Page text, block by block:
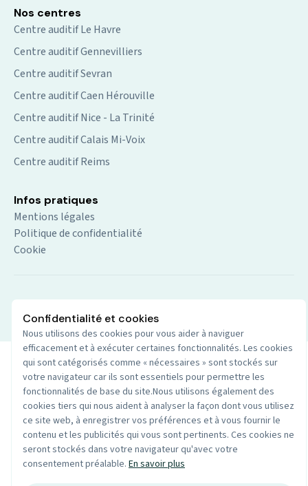
Confidentialité et cookies
Nous utilisons des cookies pour vous aider à naviguer
efficacement et à exécuter certaines fonctionnalités. Les cookies
qui sont catégorisés comme « nécessaires » sont stockés sur
votre navigateur car ils sont essentiels pour permettre les
fonctionnalités de base du site.Nous utilisons également des
cookies tiers qui nous aident à analyser la façon dont vous utilisez
ce site web, à enregistrer vos préférences et à vous fournir le
contenu et les publicités qui vous sont pertinents. Ces cookies ne
seront stockés dans votre navigateur qu'avec votre
consentement préalable. En savoir plus
Infos pratiques
Mentions légales
Politique de confidentialité
Cookie
Nos centres
Centre auditif Le Havre
Centre auditif Gennevilliers
Centre auditif Sevran
Centre auditif Caen Hérouville
Centre auditif Nice - La Trinité
Centre auditif Calais Mi-Voix
Centre auditif Reims
Wenoble